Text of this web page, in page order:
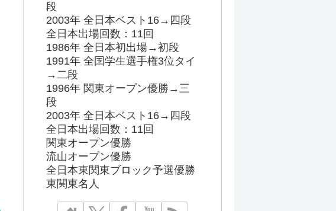
段
2003年 全日本ベスト16→四段
全日本出場回数：11回
1986年 全日本初出場→初段
1991年 全国学生選手権3位タイ
→二段
1996年 関東オープン優勝→三
段
2003年 全日本ベスト16→四段
全日本出場回数：11回
関東オープン優勝
流山オープン優勝
全日本東関東ブロック予選優勝
東関東名人